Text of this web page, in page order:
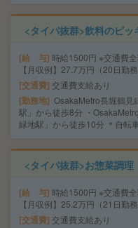
<タイパ抜群>飲料のピ
給 与 時給1500円 ※交通費全
【月収例】27.7万円（20日勤
交通費 交通費支給あり
勤務地 OsakaMetro長堀鶴見
駅」から徒歩8分 ・
緑地駅」から徒歩10分 ＊自転
<タイパ抜群>お惣菜調
給 与 時給1500円 ※交通費全
【月収例】25.2万円（21日勤
交通費 交通費支給あり